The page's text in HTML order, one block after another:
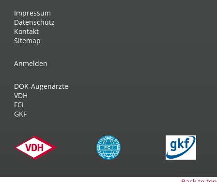
Impressum
Datenschutz
Kontakt
Sitemap
Anmelden
DOK-Augenärzte
VDH
FCI
GKF